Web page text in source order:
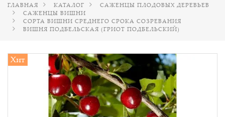
ГЛАВНАЯ КАТАЛОГ
САЖЕНЦЫ ПЛОДОВЫХ ДЕРЕВЬЕВ
САЖЕНЦЫ ВИШНИ
СОРТА ВИШНИ СРЕДНЕГО СРОКА СОЗРЕВАНИЯ
ВИШНЯ ПОДБЕЛЬСКАЯ (ГРИОТ ПОДБЕЛЬСКИЙ)
Хит